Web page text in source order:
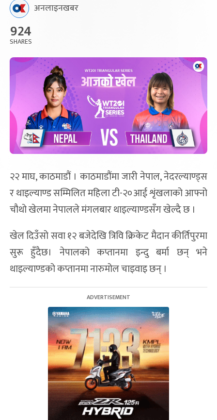
अनलाइनखबर
924
SHARES
२२ माघ, काठमाडौं । काठमाडौंमा जारी नेपाल, नेदरल्याण्ड्स
र थाइल्याण्ड सम्मिलित महिला टी-२०आई शृंखलाको आफ्नो
चौथो खेलमा नेपालले मंगलबार थाइल्याण्डसँग खेल्दै छ ।
खेल दिउँसो सवा १२ बजेदेखि त्रिवि क्रिकेट मैदान कीर्तिपुरमा
सुरू हुँदैछ। नेपालको कप्तानमा इन्दु बर्मा छन् भने
थाइल्याण्डको कप्तानमा नारुमोल चाइवाइ छन् ।